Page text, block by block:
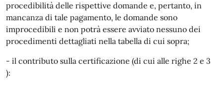
procedibilità delle rispettive domande e, pertanto, in
mancanza di tale pagamento, le domande sono
improcedibili e non potrà essere avviato nessuno dei
procedimenti dettagliati nella tabella di cui sopra;
- il contributo sulla certificazione (di cui alle righe 2 e 3
):